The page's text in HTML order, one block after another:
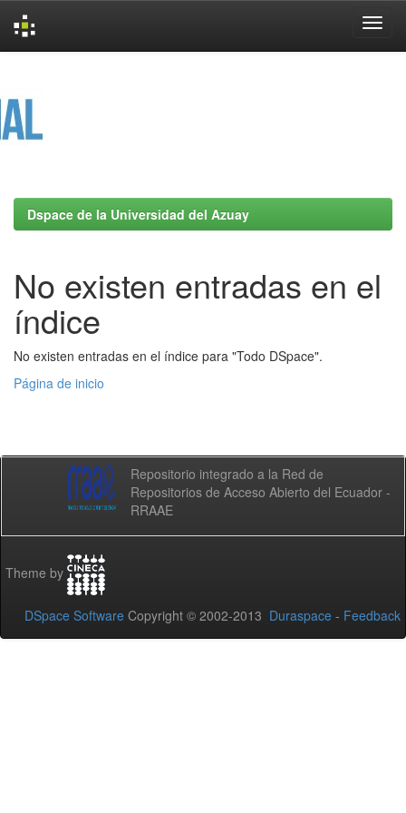
Dspace de la Universidad del Azuay
No existen entradas en el
índice
No existen entradas en el índice para "Todo DSpace".
Página de inicio
Repositorio integrado a la Red de
Repositorios de Acceso Abierto del Ecuador -
RRAAE
Theme by
DSpace Software Copyright © 2002-2013 Duraspace - Feedback